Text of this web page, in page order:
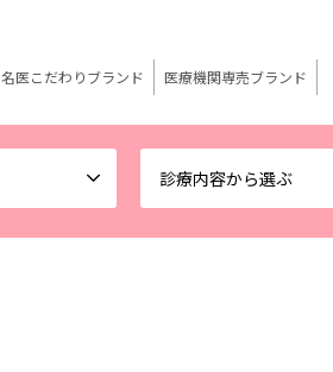
診療内容から選ぶ
名医こだわりブランド 医療機関専売ブランド